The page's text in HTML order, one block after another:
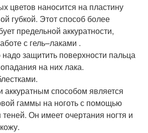
цветов наносится на пластину
губкой. Этот способ более
предельной аккуратности,
с гель–лаками .
защитить поверхности пальца
на них лака.
способом является
гаммы на ноготь с помощью
Он имеет очертания ногтя и